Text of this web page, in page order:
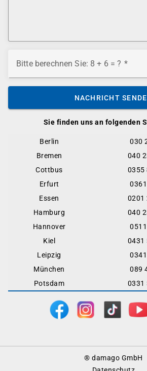
Sie finden uns an folgenden
Berlin
030
Bremen
040
Cottbus
0355
Erfurt
Essen
0201
Hamburg
040
Hannover
Kiel
0431
Leipzig
München
089
Potsdam
0331
Bitte berechnen Sie: 8 + 6 = ?
NACHRICHT
® damago GmbH